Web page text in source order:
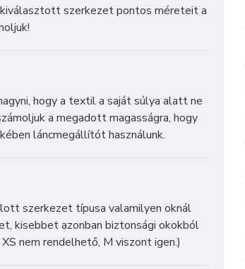
szerkezet pontos méreteit a
hogy a textil a saját súlya alatt ne
a megadott magasságra, hogy
láncmegállítót használunk.
szerkezet típusa valamilyen oknál
kisebbet azonban biztonsági okokból
nem rendelhető, M viszont igen.)